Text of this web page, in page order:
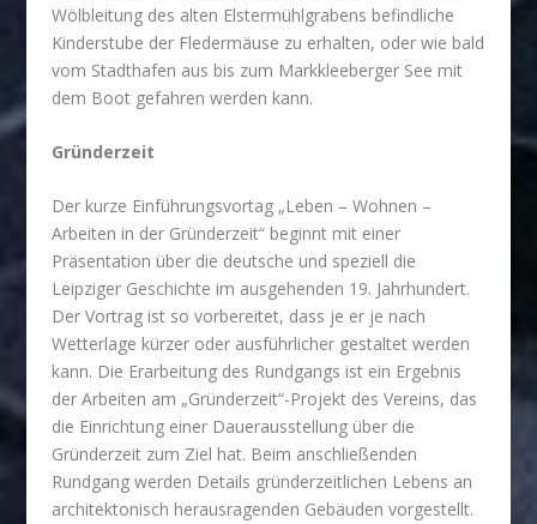
Wölbleitung des alten Elstermühlgrabens befindliche
Kinderstube der Fledermäuse zu erhalten, oder wie bald
vom Stadthafen aus bis zum Markkleeberger See mit
dem Boot gefahren werden kann.
Gründerzeit
Der kurze Einführungsvortag „Leben – Wohnen –
Arbeiten in der Gründerzeit“ beginnt mit einer
Präsentation über die deutsche und speziell die
Leipziger Geschichte im ausgehenden 19. Jahrhundert.
Der Vortrag ist so vorbereitet, dass je er je nach
Wetterlage kürzer oder ausführlicher gestaltet werden
kann. Die Erarbeitung des Rundgangs ist ein Ergebnis
der Arbeiten am „Gründerzeit“-Projekt des Vereins, das
die Einrichtung einer Dauerausstellung über die
Gründerzeit zum Ziel hat. Beim anschließenden
Rundgang werden Details gründerzeitlichen Lebens an
architektonisch herausragenden Gebäuden vorgestellt.